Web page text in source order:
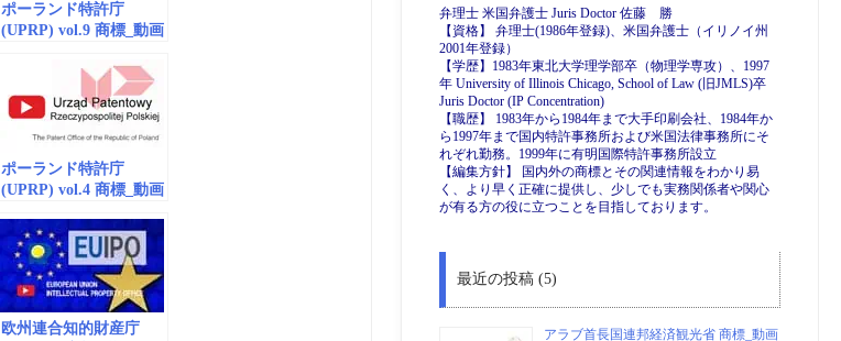
ポーランド特許庁
(UPRP) vol.9 商標_動画
ポーランド特許庁
(UPRP) vol.4 商標_動画
欧州連合知的財産庁
弁理士 米国弁護士 Juris Doctor 佐藤 勝
【資格】 弁理士(1986年登録)、米国弁護士（イリノイ州
2001年登録）
【学歴】1983年東北大学理学部卒（物理学専攻）、1997
年 University of Illinois Chicago, School of Law (旧JMLS)卒
Juris Doctor (IP Concentration)
【職歴】 1983年から1984年まで大手印刷会社、1984年か
ら1997年まで国内特許事務所および米国法律事務所にそ
れぞれ勤務。1999年に有明国際特許事務所設立
【編集方針】 国内外の商標とその関連情報をわかり易
く、より早く正確に提供し、少しでも実務関係者や関心
が有る方の役に立つことを目指しております。
最近の投稿 (5)
アラブ首長国連邦経済観光省 商標_動画